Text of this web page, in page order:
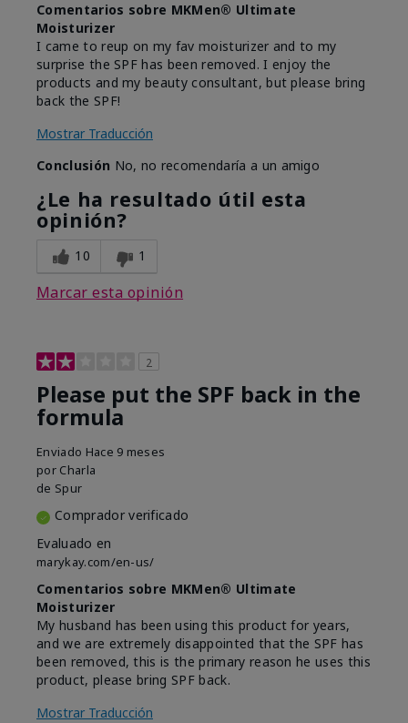
Comentarios sobre MKMen® Ultimate
Moisturizer
I came to reup on my fav moisturizer and to my
surprise the SPF has been removed. I enjoy the
products and my beauty consultant, but please bring
back the SPF!
Mostrar Traducción
Conclusión No, no recomendaría a un amigo
¿Le ha resultado útil esta
opinión?
10 1
Marcar esta opinión
2
Please put the SPF back in the
formula
Enviado Hace 9 meses
por Charla
de Spur
Comprador verificado
Evaluado en
marykay.com/en-us/
Comentarios sobre MKMen® Ultimate
Moisturizer
My husband has been using this product for years,
and we are extremely disappointed that the SPF has
been removed, this is the primary reason he uses this
product, please bring SPF back.
Mostrar Traducción